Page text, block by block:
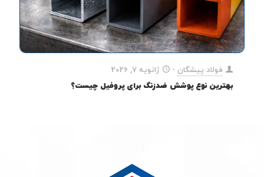
فولاد پیشگان -
ژانویه 7, 2026
بهترین نوع پوشش ضدزنگ برای پروفیل چیست؟